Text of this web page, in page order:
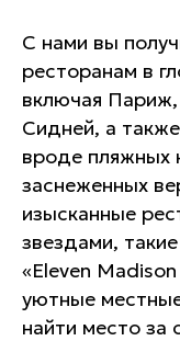
С нами вы
ресторанам в
включая
Сидней, а
вроде пляжных
заснеженных
изысканные
звездами,
«Eleven
уютные
найти место за